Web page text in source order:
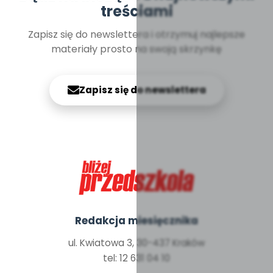
treściami
Zapisz się do newslettera i otrzymuj najlepsze
materiały prosto na swoją skrzynkę
Zapisz się do newslettera
Redakcja miesięcznika
ul. Kwiatowa 3, 30-437 Kraków
tel: 12 631 04 10